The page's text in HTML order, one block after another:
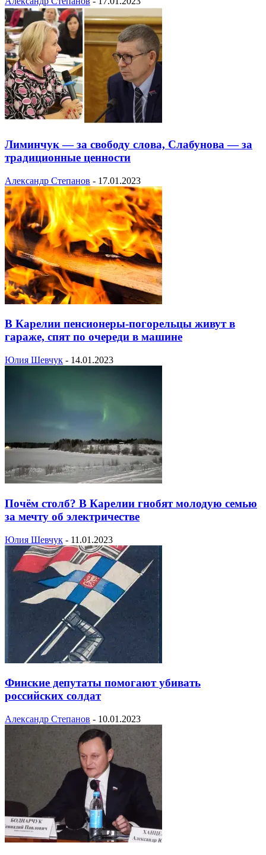
Лиминчук — за свободу слова, Слабунова — за
традиционные ценности
Александр Степанов - 17.01.2023
В Карелии пенсионеры-погорельцы живут в
гараже, спят по очереди в машине
Юлия Шевчук - 14.01.2023
Почём столб? В Карелии гнобят молодую семью
за мечту об электричестве
Юлия Шевчук - 11.01.2023
Финские депутаты помогают убивать
российских солдат
Александр Степанов - 10.01.2023